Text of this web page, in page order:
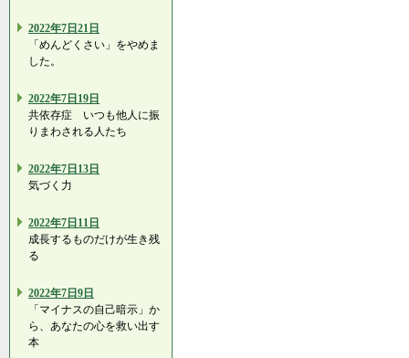
2022年7日21日
「めんどくさい」をやめま
した。
2022年7日19日
共依存症 いつも他人に振
りまわされる人たち
2022年7日13日
気づく力
2022年7日11日
成長するものだけが生き残
る
2022年7日9日
「マイナスの自己暗示」か
ら、あなたの心を救い出す
本